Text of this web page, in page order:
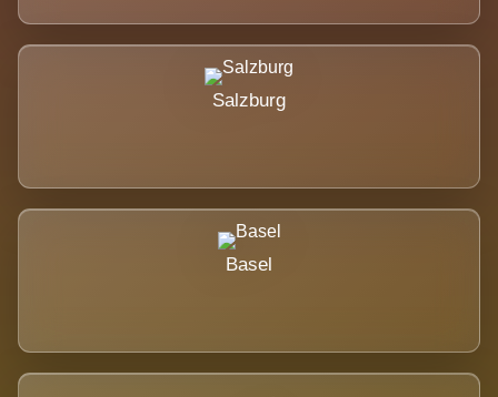
Salzburg
Basel